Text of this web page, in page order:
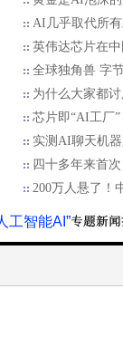
AI几乎取代所
英伟达芯片在
全球独角兽 字
为什么大家都
芯片即“AI工厂
实测AI聊天机
四十多年来首
200万人悬了！
工智能AI”